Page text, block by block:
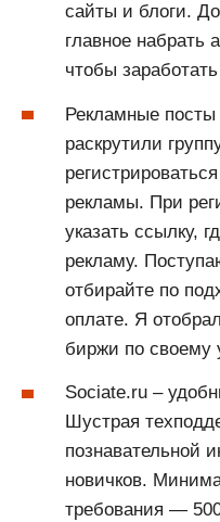
сайты и блоги.
главное набрать
чтобы
Рекламные
раскрутили
рекламы. При
указать ссылку,
рекламу.
отбирайте по
оплате. Я
биржи по своему
Sociate.ru –
Шустрая
познавательной
новичков.
требования —